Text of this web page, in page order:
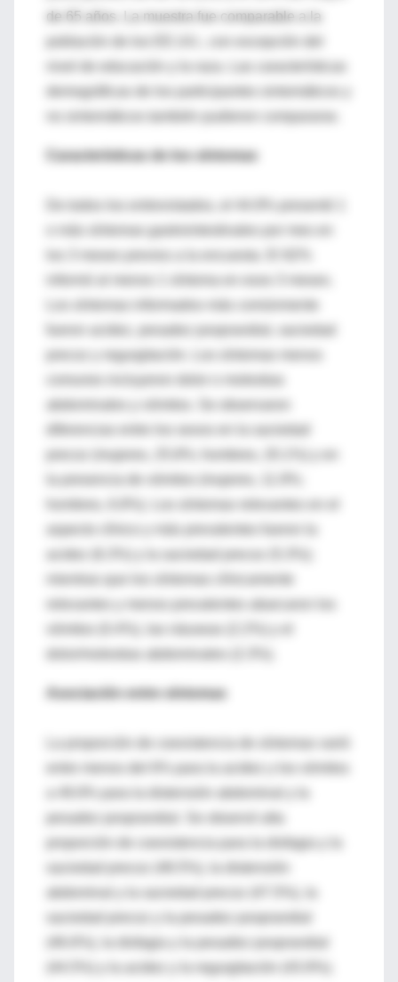
de 65 años. La muestra fue comparable a la
demográficas de los participantes sintomáticos y
Características de los síntomas
o más síntomas gastrointestinales por mes en
precoz y regurgitación. Los síntomas menos
aspecto clínico y más prevalentes fueron la
Asociación entre síntomas
proporción de coexistencia para la disfagia y la
(46.6%), la disfagia y la pesadez posprandial
(44.5%) y la acidez y la regurgitación (43.9%).